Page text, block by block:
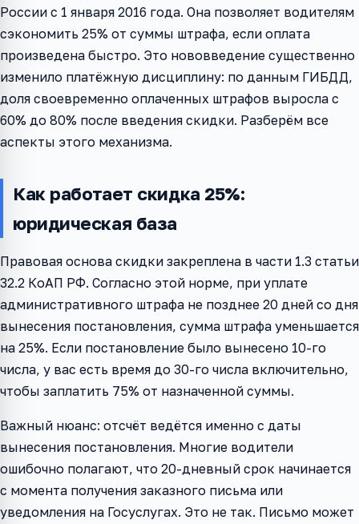
России с 1 января 2016 года. Она позволяет водителям
сэкономить 25% от суммы штрафа, если оплата
произведена быстро. Это нововведение существенно
изменило платёжную дисциплину: по данным ГИБДД,
доля своевременно оплаченных штрафов выросла с
60% до 80% после введения скидки. Разберём все
аспекты этого механизма.
Как работает скидка 25%:
юридическая база
Правовая основа скидки закреплена в части 1.3 статьи
32.2 КоАП РФ. Согласно этой норме, при уплате
административного штрафа не позднее 20 дней со дня
вынесения постановления, сумма штрафа уменьшается
на 25%. Если постановление было вынесено 10-го
числа, у вас есть время до 30-го числа включительно,
чтобы заплатить 75% от назначенной суммы.
Важный нюанс: отсчёт ведётся именно с даты
вынесения постановления. Многие водители
ошибочно полагают, что 20-дневный срок начинается
с момента получения заказного письма или
уведомления на Госуслугах. Это не так. Письмо может